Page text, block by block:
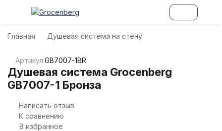
Главная Душевая система на стену
Артикул:GB7007-1BR
Душевая система Grocenberg
GB7007-1 Бронза
Написать отзыв
К сравнению
В избранное